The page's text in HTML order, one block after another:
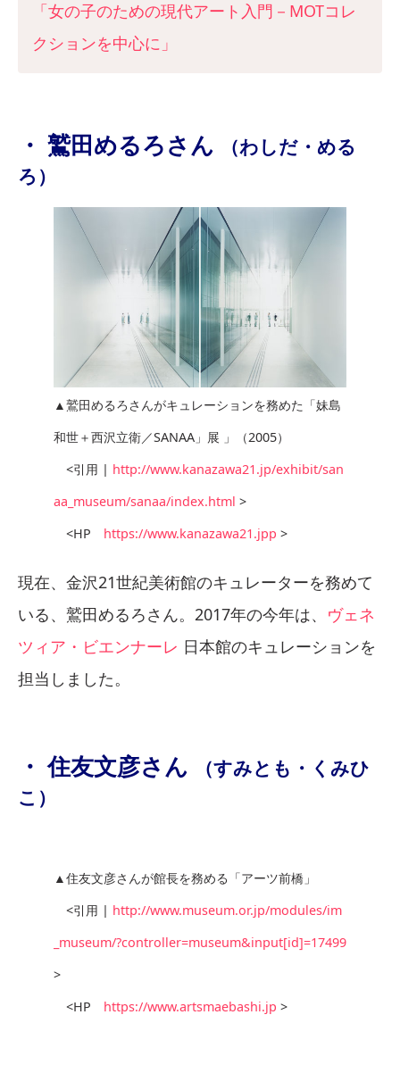
「女の子のための現代アート入門－MOTコレ
クションを中心に」
・ 鷲田めるろさん
（わしだ・める
ろ）
▲鷲田めるろさんがキュレーションを務めた「妹島
和世＋西沢立衛／SANAA」展 」（2005）
<引用 | http://www.kanazawa21.jp/exhibit/san
aa_museum/sanaa/index.html >
<HP https://www.kanazawa21.jpp >
現在、金沢21世紀美術館のキュレーターを務めて
いる、鷲田めるろさん。2017年の今年は、 ヴェネ
ツィア・ビエンナーレ 日本館のキュレーションを
担当しました。
・ 住友文彦さん
（すみとも・くみひ
こ）
▲住友文彦さんが館長を務める「アーツ前橋」
<引用 | http://www.museum.or.jp/modules/im
_museum/?controller=museum&input[id]=17499
>
<HP https://www.artsmaebashi.jp >